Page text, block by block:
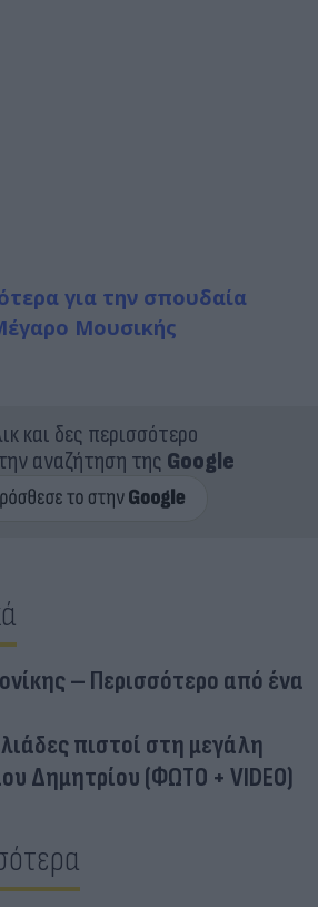
για την σπουδαία
Μουσικής
και δες περισσότερο
αναζήτηση της Google
– Περισσότερο από ένα
πιστοί στη μεγάλη
Δημητρίου (ΦΩΤΟ + VIDEO)